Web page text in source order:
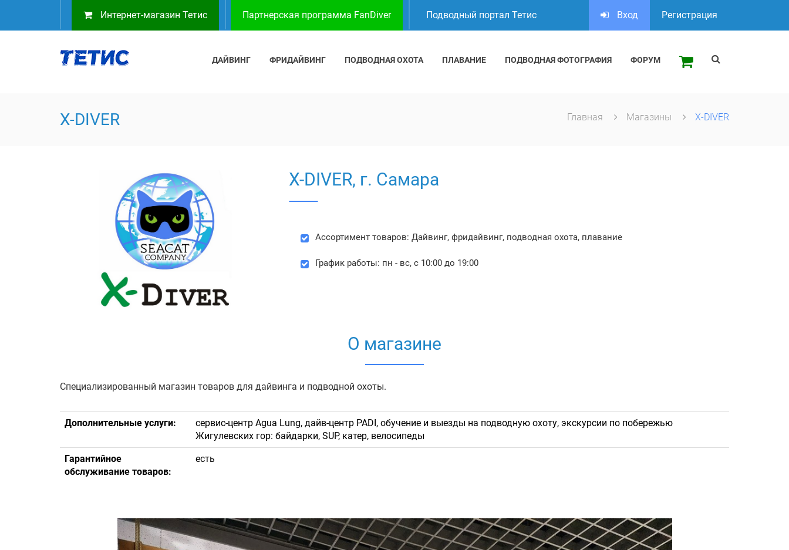
Интернет-магазин Тетис Партнерская программа FanDiver Подводный портал Тетис Вход Регистрация
ДАЙВИНГ ФРИДАЙВИНГ ПОДВОДНАЯ ОХОТА ПЛАВАНИЕ ПОДВОДНАЯ ФОТОГРАФИЯ ФОРУМ
X-DIVER Главная Магазины X-DIVER
X-DIVER, г. Самара
Ассортимент товаров: Дайвинг, фридайвинг, подводная охота, плавание
График работы: пн - вс, с 10:00 до 19:00
О магазине
Специализированный магазин товаров для дайвинга и подводной охоты.
Дополнительные услуги:
сервис-центр Agua Lung, дайв-центр PADI, обучение и выезды на подводную охоту, экскурсии по побережью
Жигулевских гор: байдарки, SUP, катер, велосипеды
Гарантийное
обслуживание товаров:
есть